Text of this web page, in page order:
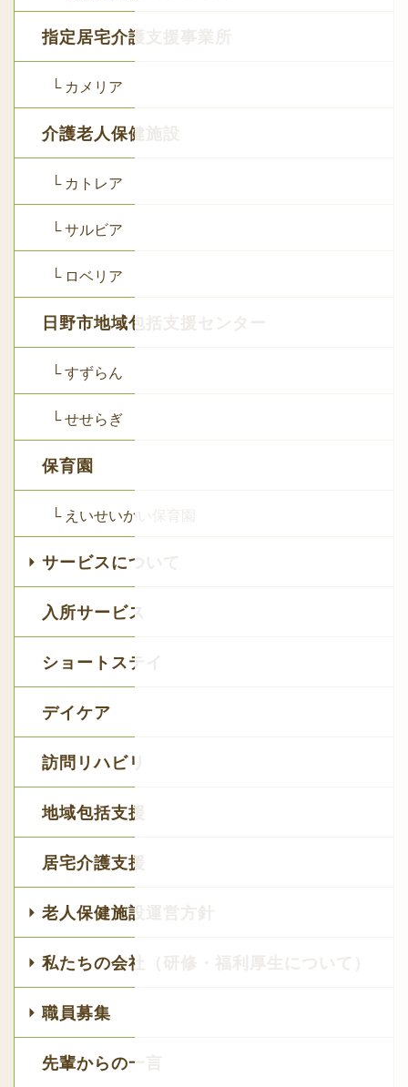
指定居宅介護支援事業所
└ カメリア
介護老人保健施設
└ カトレア
└ サルビア
└ ロベリア
日野市地域包括支援センター
└ すずらん
└ せせらぎ
保育園
└ えいせいかい保育園
サービスについて
入所サービス
ショートステイ
デイケア
訪問リハビリ
地域包括支援
居宅介護支援
老人保健施設運営方針
私たちの会社（研修・福利厚生について）
職員募集
先輩からの一言